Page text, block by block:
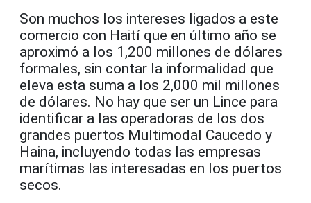
Son muchos los intereses ligados a este
comercio con Haití que en último año se
aproximó a los 1,200 millones de dólares
formales, sin contar la informalidad que
eleva esta suma a los 2,000 mil millones
de dólares. No hay que ser un Lince para
identificar a las operadoras de los dos
grandes puertos Multimodal Caucedo y
Haina, incluyendo todas las empresas
marítimas las interesadas en los puertos
secos.